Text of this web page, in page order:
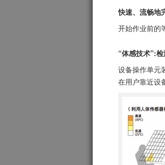
快速、流畅地
开始作业前的
“体感技术”:
设备操作单元
在用户靠近设